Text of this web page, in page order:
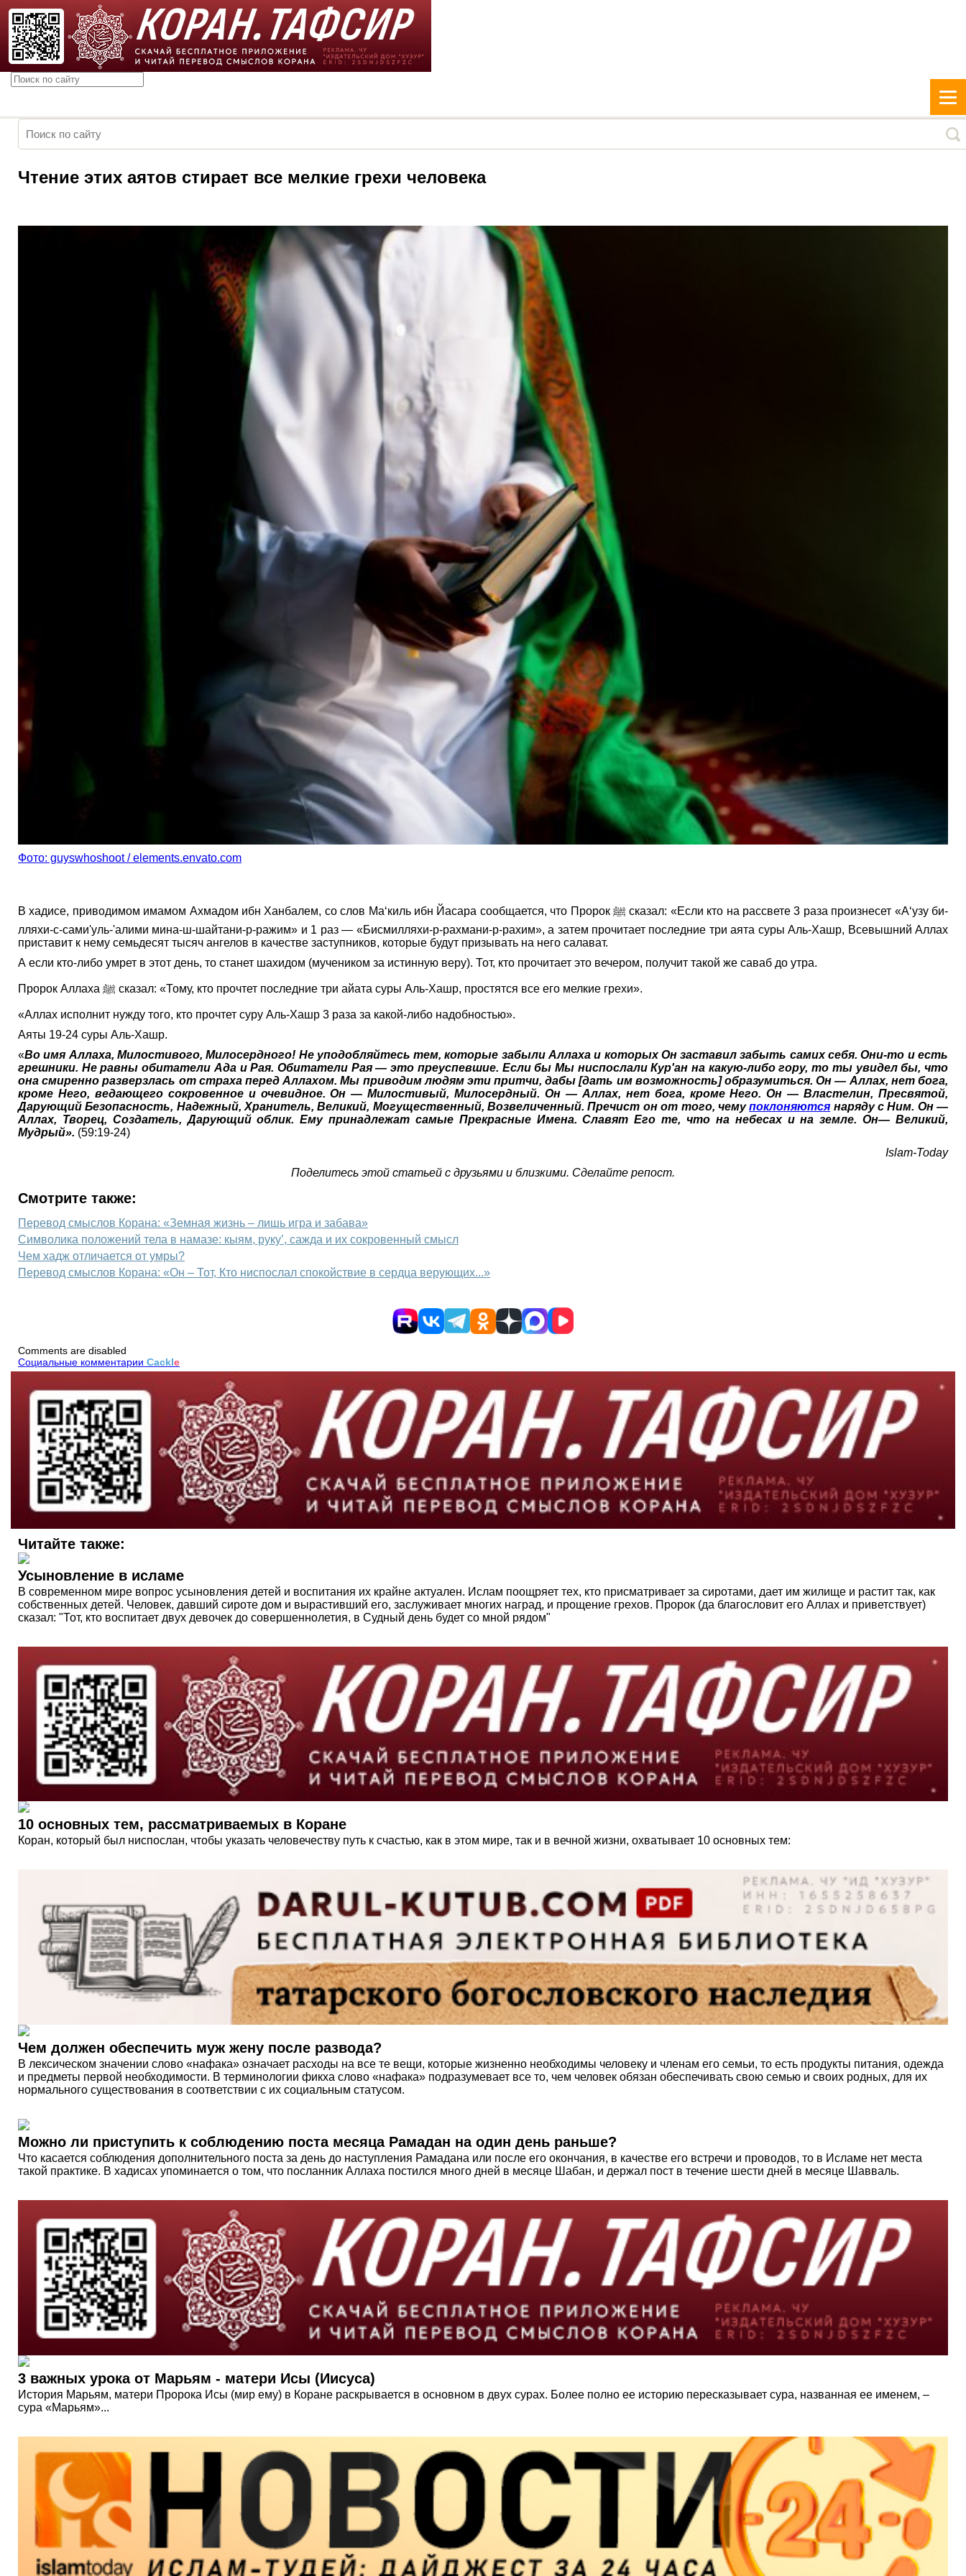
Чтение этих аятов стирает все мелкие грехи человека
Фото: guyswhoshoot / elements.envato.com
В хадисе, приводимом имамом Ахмадом ибн Ханбалем, со слов Ма‘киль ибн Йасара сообщается, что Пророк ﷺ сказал: «Если кто на рассвете 3 раза произнесет «А‘узу би-
лляхи-с-сами'уль-'алими мина-ш-шайтани-р-ражим» и 1 раз — «Бисмилляхи-р-рахмани-р-рахим», а затем прочитает последние три аята суры Аль-Хашр, Всевышний Аллах
приставит к нему семьдесят тысяч ангелов в качестве заступников, которые будут призывать на него салават.
А если кто-либо умрет в этот день, то станет шахидом (мучеником за истинную веру). Тот, кто прочитает это вечером, получит такой же саваб до утра.
Пророк Аллаха ﷺ сказал: «Тому, кто прочтет последние три айата суры Аль-Хашр, простятся все его мелкие грехи».
«Аллах исполнит нужду того, кто прочтет суру Аль-Хашр 3 раза за какой-либо надобностью».
Аяты 19-24 суры Аль-Хашр.
«Во имя Аллаха, Милостивого, Милосердного! Не уподобляйтесь тем, которые забыли Аллаха и которых Он заставил забыть самих себя. Они-то и есть
грешники. Не равны обитатели Ада и Рая. Обитатели Рая — это преуспевшие. Если бы Мы ниспослали Кур'ан на какую-либо гору, то ты увидел бы, что
она смиренно разверзлась от страха перед Аллахом. Мы приводим людям эти притчи, дабы [дать им возможность] образумиться. Он — Аллах, нет бога,
кроме Него, ведающего сокровенное и очевидное. Он — Милостивый, Милосердный. Он — Аллах, нет бога, кроме Него. Он — Властелин, Пресвятой,
Дарующий Безопасность, Надежный, Хранитель, Великий, Могущественный, Возвеличенный. Пречист он от того, чемупоклоняются наряду с Ним. Он —
Аллах, Творец, Создатель, Дарующий облик. Ему принадлежат самые Прекрасные Имена. Славят Его те, что на небесах и на земле. Он— Великий,
Мудрый». (59:19-24)
Islam-Today
Поделитесь этой статьей с друзьями и близкими. Сделайте репост.
Смотрите также:
Перевод смыслов Корана: «Земная жизнь – лишь игра и забава»
Символика положений тела в намазе: кыям, руку’, сажда и их сокровенный смысл
Чем хадж отличается от умры?
Перевод смыслов Корана: «Он – Тот, Кто ниспослал спокойствие в сердца верующих...»
Comments are disabled
Социальные комментарии Cackle
Читайте также:
Усыновление в исламе
В современном мире вопрос усыновления детей и воспитания их крайне актуален. Ислам поощряет тех, кто присматривает за сиротами, дает им жилище и растит так, как
собственных детей. Человек, давший сироте дом и вырастивший его, заслуживает многих наград, и прощение грехов. Пророк (да благословит его Аллах и приветствует)
сказал: "Тот, кто воспитает двух девочек до совершеннолетия, в Судный день будет со мной рядом"
10 основных тем, рассматриваемых в Коране
Коран, который был ниспослан, чтобы указать человечеству путь к счастью, как в этом мире, так и в вечной жизни, охватывает 10 основных тем:
Чем должен обеспечить муж жену после развода?
В лексическом значении слово «нафака» означает расходы на все те вещи, которые жизненно необходимы человеку и членам его семьи, то есть продукты питания, одежда
и предметы первой необходимости. В терминологии фикха слово «нафака» подразумевает все то, чем человек обязан обеспечивать свою семью и своих родных, для их
нормального существования в соответствии с их социальным статусом.
Можно ли приступить к соблюдению поста месяца Рамадан на один день раньше?
Что касается соблюдения дополнительного поста за день до наступления Рамадана или после его окончания, в качестве его встречи и проводов, то в Исламе нет места
такой практике. В хадисах упоминается о том, что посланник Аллаха постился много дней в месяце Шабан, и держал пост в течение шести дней в месяце Шавваль.
3 важных урока от Марьям - матери Исы (Иисуса)
История Марьям, матери Пророка Исы (мир ему) в Коране раскрывается в основном в двух сурах. Более полно ее историю пересказывает сура, названная ее именем, –
сура «Марьям»...